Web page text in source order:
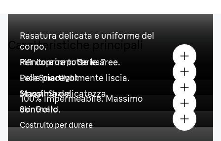
Caratteristiche principali
Rasatura delicata e uniforme del
corpo.
Rifinitore corpo Series 7
Per coprire tutte le aree.
Luce Smartlight
Pelle piacevolmente liscia.
SmoothShave
Massima delicatezza.
SkinGuard
100% impermeabile. Massimo
controllo.
Costruito per durare